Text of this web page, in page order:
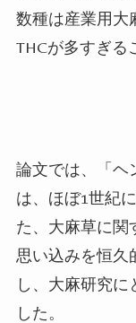
数種は産業用大
THCが多すぎる
論文では、「ヘ
は、ほぼ1世紀
た、大麻草に関
思い込みを恒久
し、大麻研究に
した。